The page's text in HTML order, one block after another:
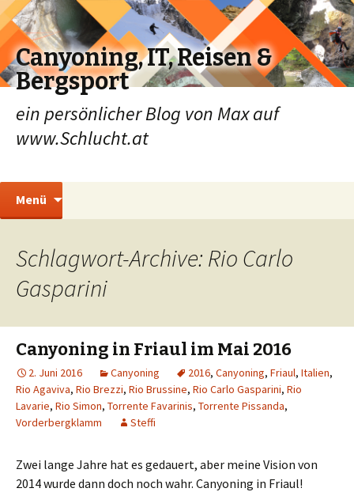
Canyoning, IT, Reisen &
Bergsport
ein persönlicher Blog von Max auf
www.Schlucht.at
Menü
Schlagwort-Archive: Rio Carlo
Gasparini
Canyoning in Friaul im Mai 2016
2. Juni 2016 Canyoning 2016, Canyoning, Friaul, Italien,
Rio Agaviva, Rio Brezzi, Rio Brussine, Rio Carlo Gasparini, Rio
Lavarie, Rio Simon, Torrente Favarinis, Torrente Pissanda,
Vorderbergklamm
Steffi
Zwei lange Jahre hat es gedauert, aber meine Vision von
2014 wurde dann doch noch wahr. Canyoning in Friaul!